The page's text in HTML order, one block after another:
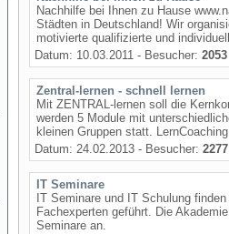
Nachhilfe bei Ihnen zu Hause
Städten in Deutschland! Wir
motivierte qualifizierte und
Datum: 10.03.2011 - Besucher: 2053
Zentral-lernen - schnell lernen
Mit ZENTRAL-lernen soll die
werden 5 Module mit
kleinen Gruppen statt.
Datum: 24.02.2013 - Besucher: 2277
IT Seminare
IT Seminare und IT Schulung
Fachexperten geführt. Die
Seminare an.